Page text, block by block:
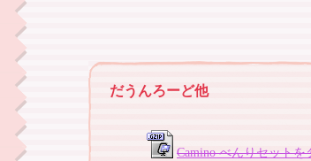
だうんろーど他
Camino べんりセットを